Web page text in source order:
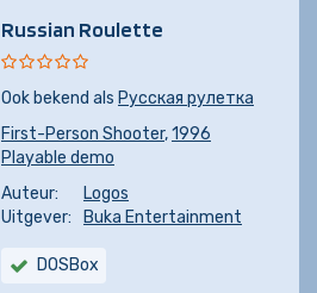
Russian Roulette
Ook bekend als Русская рулетка
First-Person Shooter,1996
Playable demo
Auteur:
Logos
Uitgever:
Buka Entertainment
DOSBox